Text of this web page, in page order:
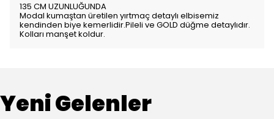
135 CM UZUNLUĞUNDA
Modal kumaştan üretilen yırtmaç detaylı elbisemiz
kendinden biye kemerlidir.Pileli ve GOLD düğme detaylıdır.
Kolları manşet koldur.
Yeni Gelenler